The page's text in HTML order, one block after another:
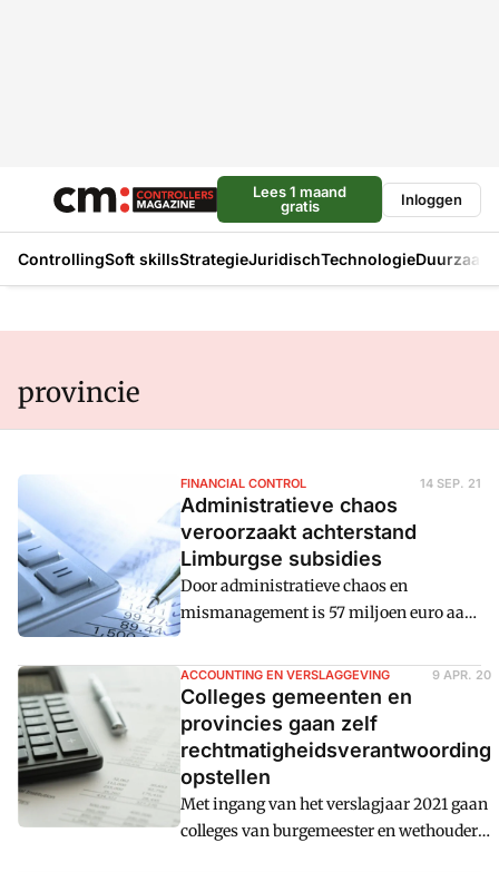
Lees 1 maand
gratis
Inloggen
ControllingSoft skillsStrategieJuridischTechnologie
provincie
FINANCIAL CONTROL 14 SEP. 21
Administratieve chaos
veroorzaakt achterstand
Limburgse subsidies
Door administratieve chaos en
mismanagement is 57 miljoen euro aan
subsidies on de Euregio Maas-Rijn
(EMR) nog niet verdeeld. Verleende
subsidies worden teruggedraaid,
voorwaarde halverwege aangepast en
een opeenstapeling van aanvragen leidt
tot een verstopte bureaucratie.
ACCOUNTING EN VERSLAGGEVING 9 APR. 20
Colleges gemeenten en
provincies gaan zelf
rechtmatigheidsverantwoording
opstellen
Met ingang van het verslagjaar 2021 gaan
colleges van burgemeester en wethouders